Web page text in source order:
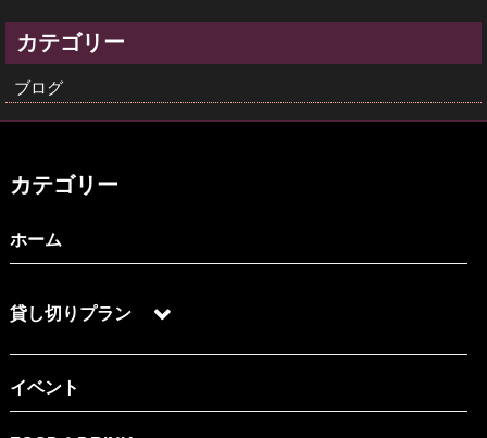
カテゴリー
ブログ
カテゴリー
ホーム
貸し切りプラン
イベント